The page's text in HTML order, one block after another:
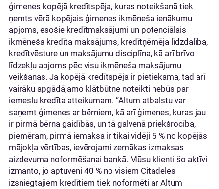
ģimenes kopējā kredītspēja, kuras noteikšanā tiek
ņemts vērā kopējais ģimenes ikmēneša ienākumu
apjoms, esošie kredītmaksājumi un potenciālais
ikmēneša kredīta maksājums, kredītņēmēja līdzdalība,
kredītvēsture un maksājumu disciplīna, kā arī brīvo
līdzekļu apjoms pēc visu ikmēneša maksājumu
veikšanas. Ja kopējā kredītspēja ir pietiekama, tad arī
vairāku apgādājamo klātbūtne noteikti nebūs par
iemeslu kredīta atteikumam. “Altum atbalstu var
saņemt ģimenes ar bērniem, kā arī ģimenes, kuras jau
ir pirmā bērna gaidībās, un tā galvenā priekšrocība,
piemēram, pirmā iemaksa ir tikai vidēji 5 % no kopējās
mājokļa vērtības, ievērojami zemākas izmaksas
aizdevuma noformēšanai bankā. Mūsu klienti šo aktīvi
izmanto, jo aptuveni 40 % no visiem Citadeles
izsniegtajiem kredītiem tiek noformēti ar Altum